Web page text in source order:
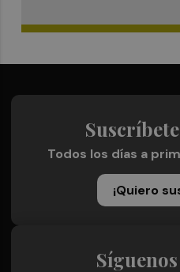
Todos los días a
¡Quiero